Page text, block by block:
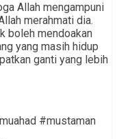
Allah mengampuni
merahmati dia.
boleh mendoakan
yang masih hidup
ganti yang lebih
#mustaman